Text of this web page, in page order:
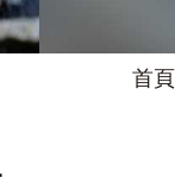
首頁